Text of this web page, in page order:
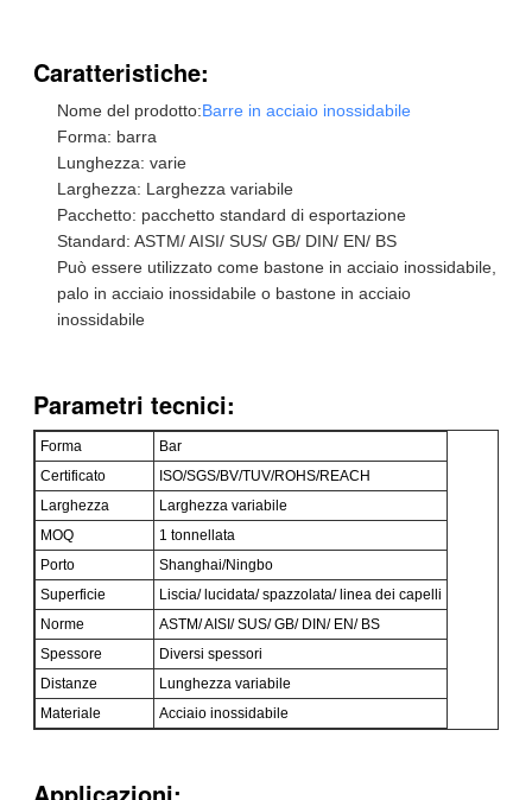
Caratteristiche:
Nome del prodotto:Barre in acciaio inossidabile
Forma: barra
Lunghezza: varie
Larghezza: Larghezza variabile
Pacchetto: pacchetto standard di esportazione
Standard: ASTM/ AISI/ SUS/ GB/ DIN/ EN/ BS
Può essere utilizzato come bastone in acciaio inossidabile,
palo in acciaio inossidabile o bastone in acciaio
inossidabile
Parametri tecnici:
Forma
Bar
Certificato
ISO/SGS/BV/TUV/ROHS/REACH
Larghezza
Larghezza variabile
MOQ
1 tonnellata
Porto
Shanghai/Ningbo
Superficie
Liscia/ lucidata/ spazzolata/ linea dei capelli
Norme
ASTM/ AISI/ SUS/ GB/ DIN/ EN/ BS
Spessore
Diversi spessori
Distanze
Lunghezza variabile
Materiale
Acciaio inossidabile